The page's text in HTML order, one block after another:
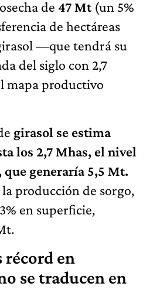
de 47 Mt(un 5%
de hectáreas
—que tendrá su
del siglo con 2,7
mapa productivo
girasol se estima
los 2,7 Mhas, el nivel
generaría 5,5 Mt.
producción de sorgo,
en superficie,
récord en
se traducen en